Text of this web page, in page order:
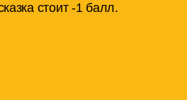
стоит -1 балл.